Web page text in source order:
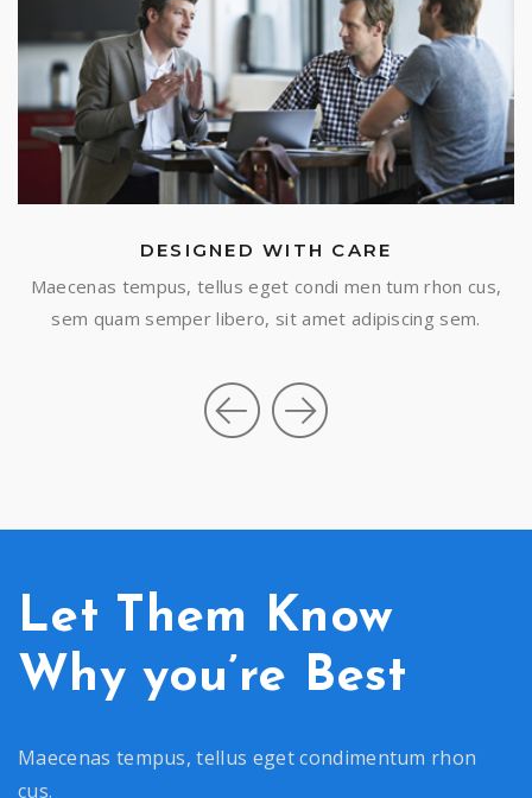
DESIGNED WITH CARE
Maecenas tempus, tellus eget condi men tum rhon cus,
sem quam semper libero, sit amet adipiscing sem.
Let Them Know
Why you’re Best
Maecenas tempus, tellus eget condimentum rhon
cus.